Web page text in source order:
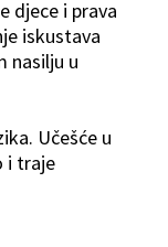
djece i prava
iskustava
nasilju u
Učešće u
i traje